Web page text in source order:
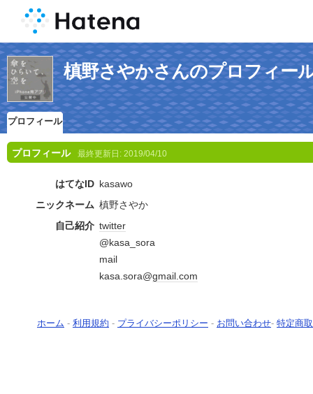
槙野さやかさんのプロフィー
プロフィール
プロフィール 最終更新日: 2019/04/10
はてなID kasawo
ニックネーム 槙野さやか
自己紹介 twitter
@kasa_sora
mail
kasa.sora@gmail.com
ホーム - 利用規約 - プライバシーポリシー - お問い合わせ- 特定商